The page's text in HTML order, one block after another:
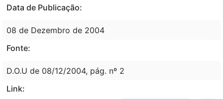
Data de Publicação:
08 de Dezembro de 2004
Fonte:
D.O.U de 08/12/2004, pág. nº 2
Link: